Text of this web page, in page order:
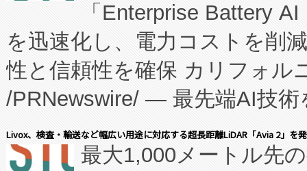
たNeXは、バイオ医薬品製造
従来のフェッドバッチ施設の
に、患者やサプライチェーン
キー方式で拡張性が高く、持
す。FCCM‑を活用した現地生
患者にとっての費用負担を大
「Enterprise Battery
を迅速化し、電力コストを削
性と信頼性を確保 カリフォル
/PRNewswire/ — 最先端AI技術
会社エーアイ・アンド：本社
President原信平）と、エンタ
Livox、検査・輸送など幅広い用途に対応する超長距離LiDAR「Avia 2」を
最大1,000メートル先